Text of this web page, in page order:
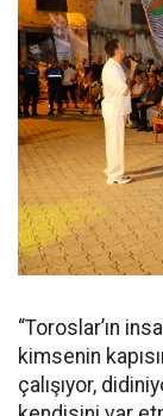
“Toroslar’ın
kimsenin
çalışıyor,